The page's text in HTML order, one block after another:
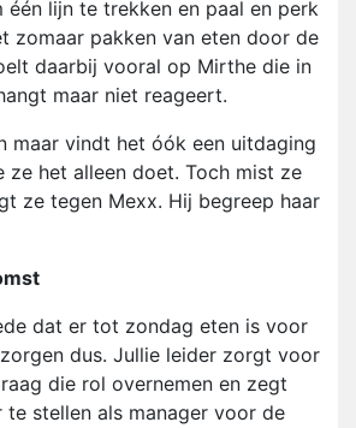
lijn te trekken en paal en perk
zomaar pakken van eten door de
daarbij vooral op Mirthe die in
maar niet reageert.
maar vindt het óók een uitdaging
ze het alleen doet. Toch mist ze
ze tegen Mexx. Hij begreep haar
dat er tot zondag eten is voor
dus. Jullie leider zorgt voor
die rol overnemen en zegt
te stellen als manager voor de